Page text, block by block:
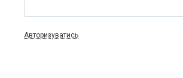
Авторизуватись